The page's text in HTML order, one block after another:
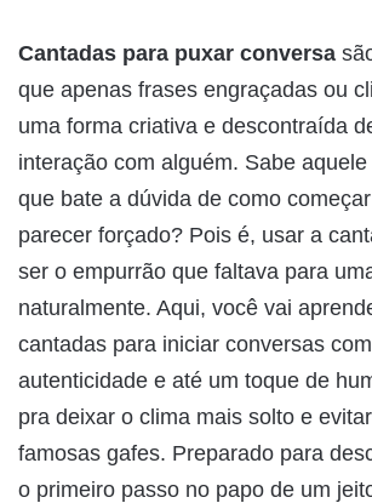
Cantadas para puxar conversa
que apenas frases engraçadas ou
uma forma criativa e descontraída
interação com alguém. Sabe
que bate a dúvida de como
parecer forçado? Pois é, usar a
ser o empurrão que faltava para
naturalmente. Aqui, você vai
cantadas para iniciar conversas
autenticidade e até um toque de
pra deixar o clima mais solto e
famosas gafes. Preparado para
o primeiro passo no papo de um